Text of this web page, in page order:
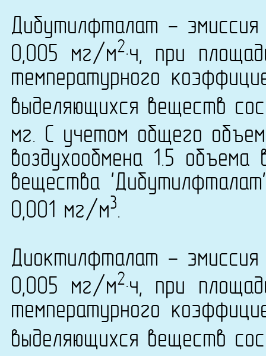
Дибутилфталат - эмиссия
0,005 мг/м2·ч, при
температурного
выделяющихся веществ
мг. С учетом общего
воздухообмена 1.5
вещества
0,001 мг/м3.
Диоктилфталат - эмиссия
0,005 мг/м2·ч, при
температурного
выделяющихся веществ